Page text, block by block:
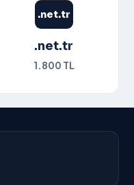
.net.tr
.net.tr
1.800 TL